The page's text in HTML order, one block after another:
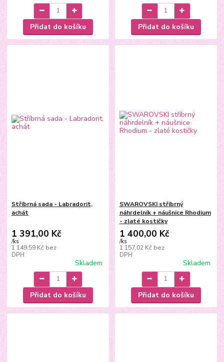
Přidat do košíku Přidat do košíku
Stříbrná sada - Labradorit,
achát
1 391,00 Kč
/ks
1 149,59 Kč bez
DPH
Skladem
Přidat do košíku
SWAROVSKI stříbrný
náhrdelník + náušnice Rhodium
- zlaté kostičky
1 400,00 Kč
/ks
1 157,02 Kč bez
DPH
Skladem
Přidat do košíku